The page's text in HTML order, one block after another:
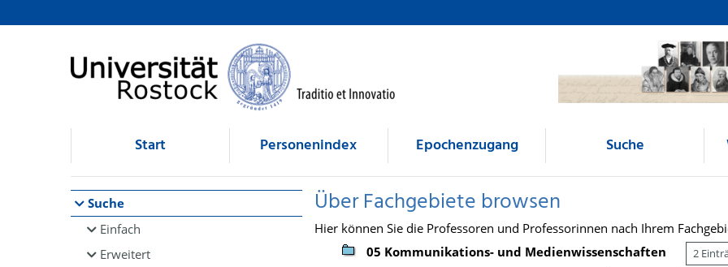
Browsen
direkt zum Inhalt
Start Personenindex Epochenzugang Suche
Suche
Einfach
Erweitert
Über Fachgebiete browsen
Hier können Sie die Professoren und Professorinnen nach Ihrem
05 Kommunikations- und Medienwissenschaften
2